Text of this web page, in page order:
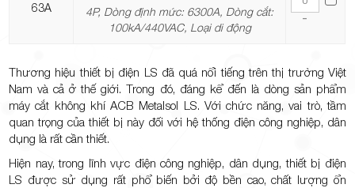
63A
4P, Dòng định mức: 6300A, Dòng cắt:
100kA/440VAC, Loại di động
-
Thương hiệu thiết bị điện LS đã quá nổi tiếng trên thị trường Việt
Nam và cả ở thế giới. Trong đó, đáng kể đến là dòng sản phẩm
máy cắt không khí ACB Metalsol LS. Với chức năng, vai trò, tầm
quan trọng của thiết bị này đối với hệ thống điện công nghiệp, dân
dụng là rất cần thiết.
Hiện nay, trong lĩnh vực điện công nghiệp, dân dụng, thiết bị điện
LS được sử dụng rất phổ biến bởi độ bền cao, chất lượng ổn